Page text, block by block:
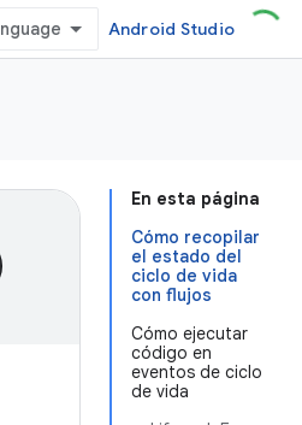
Android Studio
En esta página
Cómo recopilar
el estado del
ciclo de vida
con flujos
Cómo ejecutar
código en
eventos de ciclo
de vida